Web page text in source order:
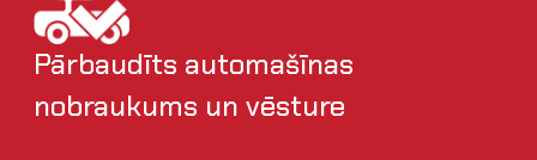
Pārbaudīts automašīnas
nobraukums un vēsture